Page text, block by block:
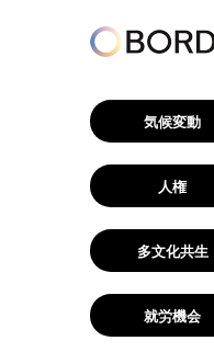
気候変動
人権
多文化共生
就労機会